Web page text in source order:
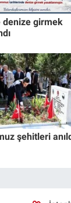
denize girmek
şehitleri